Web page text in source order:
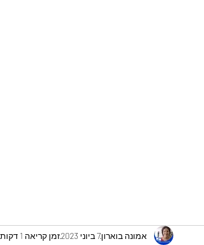
אמונה בוארון7 ביוני 2023 זמן קריאה 1 דקות